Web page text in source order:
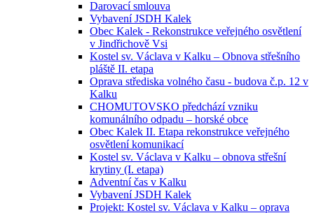
Darovací smlouva
Vybavení JSDH Kalek
Obec Kalek - Rekonstrukce veřejného osvětlení
v Jindřichově Vsi
Kostel sv. Václava v Kalku – Obnova střešního
pláště II. etapa
Oprava střediska volného času - budova č.p. 12 v
Kalku
CHOMUTOVSKO předchází vzniku
komunálního odpadu – horské obce
Obec Kalek II. Etapa rekonstrukce veřejného
osvětlení komunikací
Kostel sv. Václava v Kalku – obnova střešní
krytiny (I. etapa)
Adventní čas v Kalku
Vybavení JSDH Kalek
Projekt: Kostel sv. Václava v Kalku – oprava